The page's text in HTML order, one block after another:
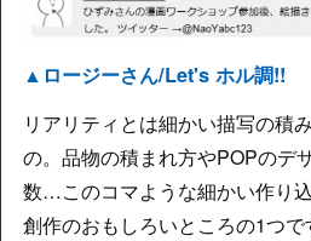
▲ロージーさん/Let's ホル調!!
リアリティとは細かい描写の積
の。品物の積まれ方やPOPのデ
数…このコマような細かい作り
創作のおもしろいところの1つ